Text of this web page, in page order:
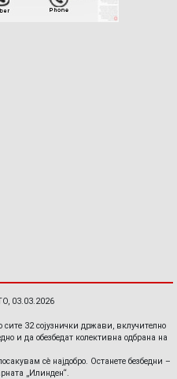
03.03.2026
32 сојузнички држави, вклучително
и да обезбедат колективна одбрана на
сè најдобро. Останете безбедни –
„Илинден“.